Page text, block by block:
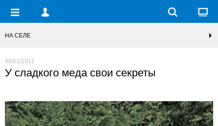
НА СЕЛЕ
08/01/2011
У сладкого меда свои секреты